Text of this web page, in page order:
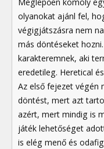
olyanokat ajánl fel,
végigjátszásra nem
más döntéseket
karakteremnek, aki
eredetileg. Heretical
Az első fejezet végén
döntést, mert azt
azért, mert mindig is
játék lehetőséget
is elég menő és